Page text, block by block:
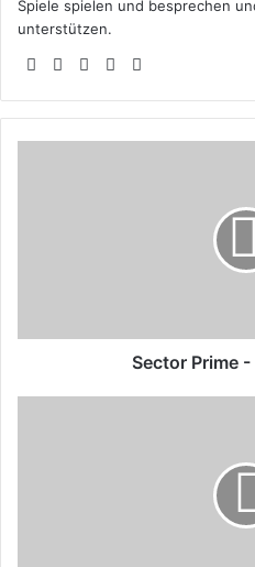
Spiele spielen und besprechen
unterstützen.
Webseite
Facebook
X YouTube
Sector Prime